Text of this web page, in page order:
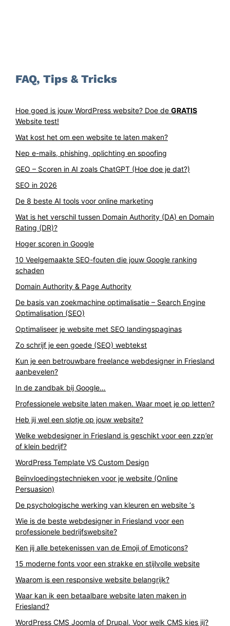
FAQ, Tips & Tricks
Hoe goed is jouw WordPress website? Doe de GRATIS
Website test!
Wat kost het om een website te laten maken?
Nep e-mails, phishing, oplichting en spoofing
GEO – Scoren in AI zoals ChatGPT (Hoe doe je dat?)
SEO in 2026
De 8 beste AI tools voor online marketing
Wat is het verschil tussen Domain Authority (DA) en Domain
Rating (DR)?
Hoger scoren in Google
10 Veelgemaakte SEO-fouten die jouw Google ranking
schaden
Domain Authority & Page Authority
De basis van zoekmachine optimalisatie – Search Engine
Optimalisation (SEO)
Optimaliseer je website met SEO landingspaginas
Zo schrijf je een goede (SEO) webtekst
Kun je een betrouwbare freelance webdesigner in Friesland
aanbevelen?
In de zandbak bij Google…
Professionele website laten maken. Waar moet je op letten?
Heb jij wel een slotje op jouw website?
Welke webdesigner in Friesland is geschikt voor een zzp’er
of klein bedrijf?
WordPress Template VS Custom Design
Beïnvloedingstechnieken voor je website (Online
Persuasion)
De psychologische werking van kleuren en website ‘s
Wie is de beste webdesigner in Friesland voor een
professionele bedrijfswebsite?
Ken jij alle betekenissen van de Emoji of Emoticons?
15 moderne fonts voor een strakke en stijlvolle website
Waarom is een responsive website belangrijk?
Waar kan ik een betaalbare website laten maken in
Friesland?
WordPress CMS Joomla of Drupal. Voor welk CMS kies jij?